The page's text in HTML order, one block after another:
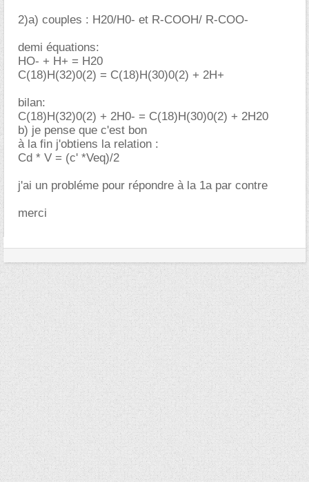
2)a) couples : H20/H0- et R-COOH/ R-COO-
demi équations:
HO- + H+ = H20
C(18)H(32)0(2) = C(18)H(30)0(2) + 2H+
bilan:
C(18)H(32)0(2) + 2H0- = C(18)H(30)0(2) + 2H20
b) je pense que c'est bon
à la fin j'obtiens la relation :
Cd * V = (c' *Veq)/2
j'ai un probléme pour répondre à la 1a par contre
merci